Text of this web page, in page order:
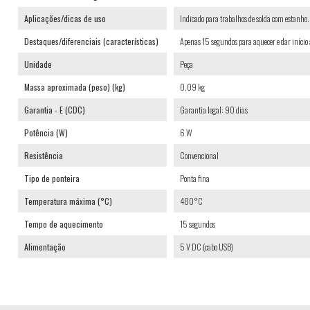
Aplicações/dicas de uso
Indicado para trabalhos de solda com estanho.
Destaques/diferenciais (características)
Apenas 15 segundos para aquecer e dar início
Unidade
Peça
Massa aproximada (peso) (kg)
0,09 kg
Garantia - E (CDC)
Garantia legal: 90 dias
Potência (W)
6 W
Resistência
Convencional
Tipo de ponteira
Ponta fina
Temperatura máxima (°C)
480°C
Tempo de aquecimento
15 segundos
Alimentação
5 V DC (cabo USB)